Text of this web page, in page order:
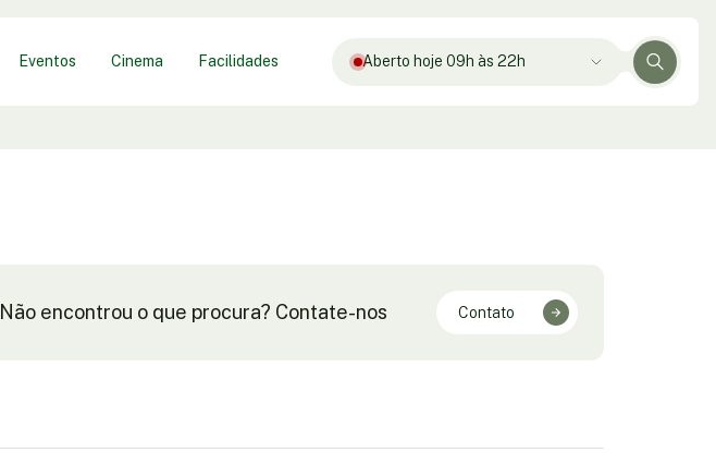
Eventos Cinema Facilidades Aberto hoje 09h às 22h
Não encontrou o que procura? Contate-nos Contato